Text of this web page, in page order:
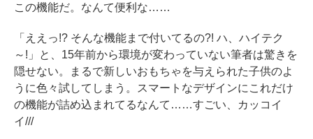
この機能だ。なんて便利な……
「ええっ!? そんな機能まで付いてるの?! ハ、ハイテク
～!」と、15年前から環境が変わっていない筆者は驚きを
隠せない。まるで新しいおもちゃを与えられた子供のよ
うに色々試してしまう。スマートなデザインにこれだけ
の機能が詰め込まれてるなんて……すごい、カッコイ
イ///